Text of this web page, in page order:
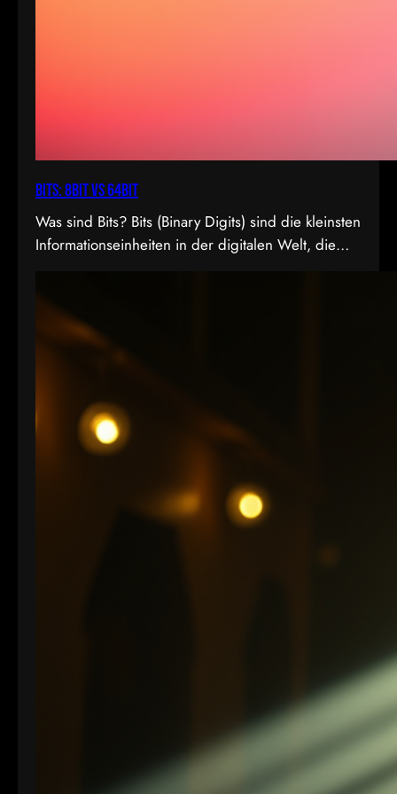
Bits: 8bit vs 64bit
Was sind Bits? Bits (Binary Digits) sind die kleinsten
Informationseinheiten in der digitalen Welt, die
Farbdarstellung und Verarbeitung, spielt die Bit-
Tiefe eine entscheidende Rolle. Je höher die Bit-
werden.…